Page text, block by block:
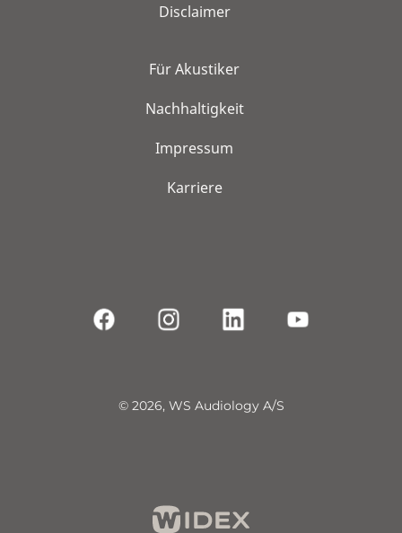
Disclaimer
Für Akustiker
Nachhaltigkeit
Impressum
Karriere
© 2026, WS Audiology A/S